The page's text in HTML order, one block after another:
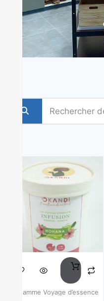
Gamme Voyage d’essence